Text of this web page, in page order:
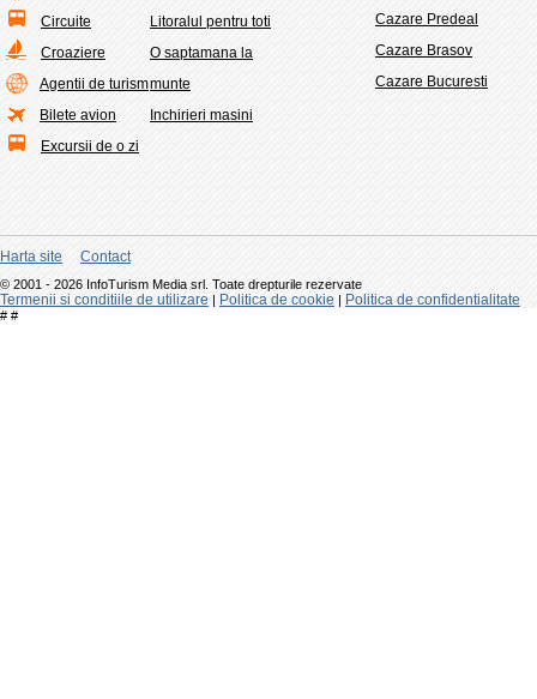
Circuite
Croaziere
Agentii de turism
Bilete avion
Excursii de o zi
Litoralul pentru toti
O saptamana la
munte
Inchirieri masini
Cazare Predeal
Cazare Brasov
Cazare Bucuresti
Harta site Contact
© 2001 - 2026 InfoTurism Media srl. Toate drepturile rezervate
Termenii si conditiile de utilizare | Politica de cookie | Politica de confidentialitate
# #